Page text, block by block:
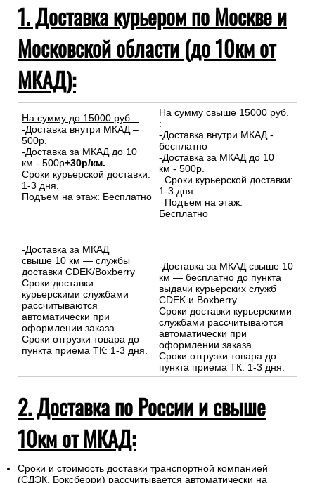
1. Доставка курьером по Москве и
Московской области (до 10км от
МКАД):
На сумму до 15000 руб. :
-Доставка внутри МКАД –
500р.
-Доставка за МКАД до 10
км - 500р+30р/км.
Сроки курьерской доставки:
1-3 дня.
Подъем на этаж: Бесплатно
-Доставка за МКАД
свыше 10 км — службы
доставки CDEK/Boxberry
Сроки доставки
курьерскими службами
рассчитываются
автоматически при
оформлении заказа.
Сроки отгрузки товара до
пункта приема ТК: 1-3 дня.
На сумму свыше 15000 руб.
:
-Доставка внутри МКАД -
бесплатно
-Доставка за МКАД до 10
км - 500р.
Сроки курьерской доставки:
1-3 дня.
Подъем на этаж:
Бесплатно
-Доставка за МКАД свыше 10
км — бесплатно до пункта
выдачи курьерских служб
CDEK и Boxberry
Сроки доставки курьерскими
службами рассчитываются
автоматически при
оформлении заказа.
Сроки отгрузки товара до
пункта приема ТК: 1-3 дня.
2. Доставка по России и свыше
10км от МКАД:
Сроки и стоимость доставки транспортной компанией
(СДЭК, Боксберри) рассчитывается автоматически на